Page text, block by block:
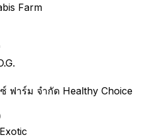
Farm
ฟาร์ม จำกัด Healthy Choice